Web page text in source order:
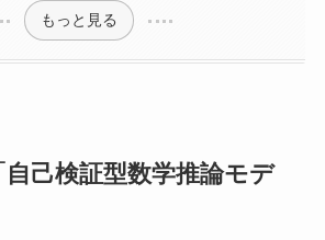
もっと見る
己検証型数学推論モデ